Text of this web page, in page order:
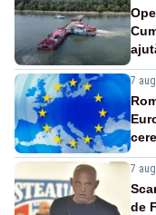
7
7
de